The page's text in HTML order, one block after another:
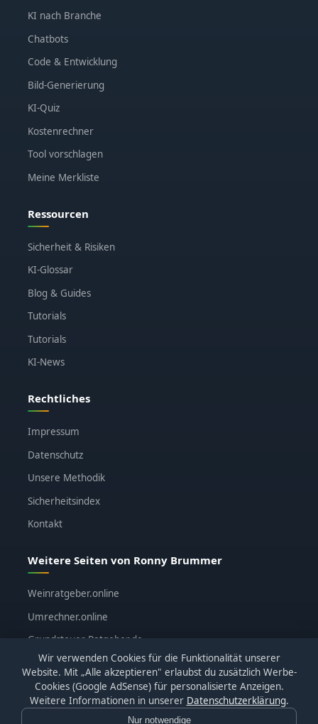
KI nach Branche
Chatbots
Code & Entwicklung
Bild-Generierung
KI-Quiz
Kostenrechner
Tool vorschlagen
Meine Merkliste
Ressourcen
Sicherheit & Risiken
KI-Glossar
Blog & Guides
Tutorials
Tutorials
KI-News
Rechtliches
Impressum
Datenschutz
Unsere Methodik
Sicherheitsindex
Kontakt
Weitere Seiten von Ronny Brummer
Weinratgeber.online
Umrechner.online
Grundsteuer-Ratgeber.de
ronnybrummer.de
Wir verwenden Cookies für die Funktionalität unserer
Website. Mit „Alle akzeptieren" erlaubst du zusätzlich Werbe-
Cookies (Google AdSense) für personalisierte Anzeigen.
Weitere Informationen in unserer Datenschutzerklärung.
Nur notwendige